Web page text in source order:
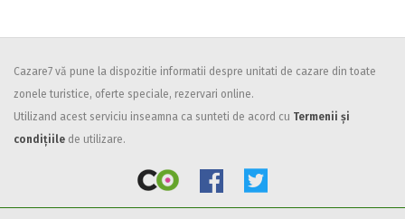
Facilități
Internet wireless
Parcare
All inclusive
Cazare7 vă pune la dispozitie informatii despre unitati de cazare din toate
zonele turistice, oferte speciale, rezervari online.
Utilizand acest serviciu inseamna ca sunteti de acord cu Termenii și
condițiile de utilizare.